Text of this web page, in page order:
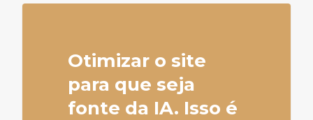
Otimizar o site
para que seja
fonte da IA. Isso é